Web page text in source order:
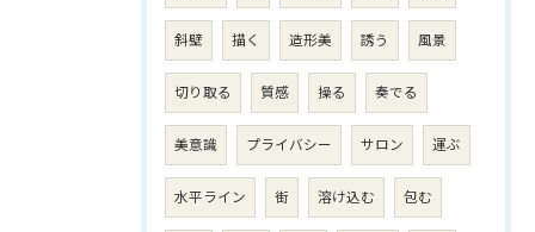
斜壁 描く 造形美 誘う 風景
切り取る 質感 操る 奏でる
美意識 プライバシー サロン 運ぶ
水平ライン 街 溶け込む 包む